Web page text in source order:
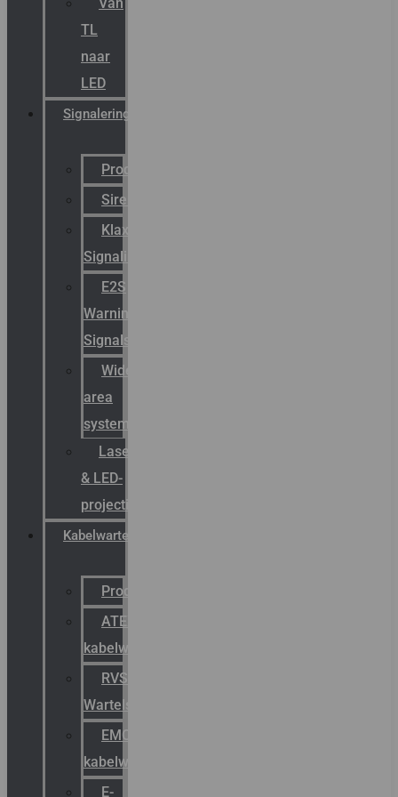
TL
naar
LED
Signalering
Productcatalogus
Sirena
Klaxon
Signaling
E2S
Warning
Signals
Wide
area
systemen
Laserbelijning
& LED-
projectie
Kabelwartels
Productcatalogus
ATEX
kabelwartels
RVS
Wartels
EMC
kabelwartels
E-